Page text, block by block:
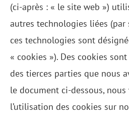
(ci-après : « le site web »)
autres technologies liées
ces technologies sont
« cookies »). Des cookies
des tierces parties que nous
le document ci-dessous,
l’utilisation des cookies sur